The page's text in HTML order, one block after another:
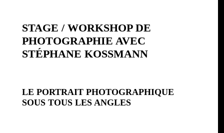
STAGE / WORKSHOP DE
PHOTOGRAPHIE AVEC
STÉPHANE KOSSMANN
LE PORTRAIT PHOTOGRAPHIQUE
SOUS TOUS LES ANGLES